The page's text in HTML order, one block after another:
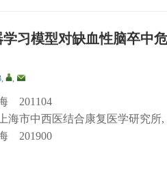
习模型对缺血性脑卒中
, ,
201104
海市中西医结合康复医学研究
201900